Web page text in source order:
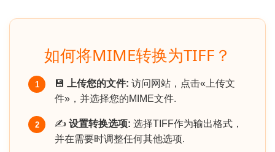
如何将MIME转换为TIFF？
1 💾 上传您的文件: 访问网站，点击«上传文
件»，并选择您的MIME文件.
2 ✍️ 设置转换选项: 选择TIFF作为输出格式，
并在需要时调整任何其他选项.